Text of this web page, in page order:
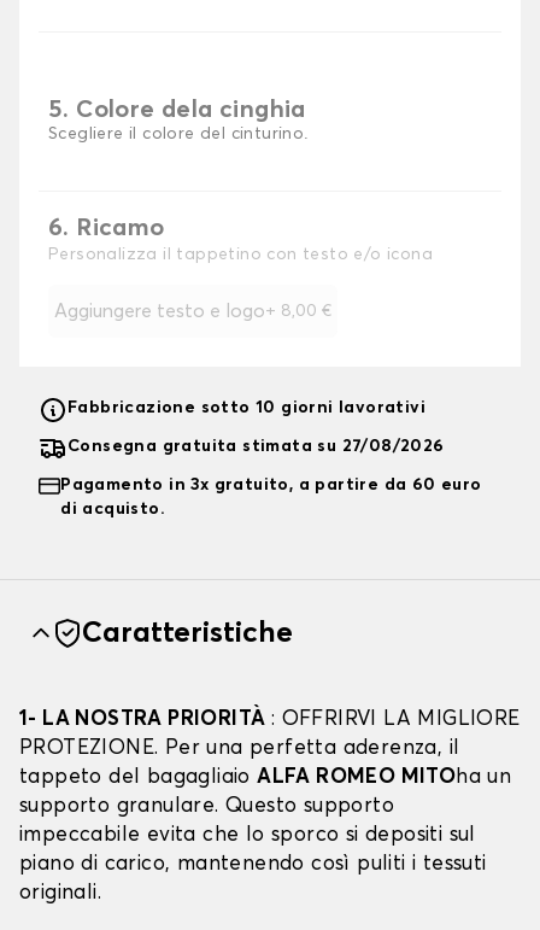
5. Colore dela cinghia
Scegliere il colore del cinturino.
6. Ricamo
Personalizza il tappetino con testo e/o icona
Aggiungere testo e logo+ 8,00 €
Fabbricazione sotto 10 giorni lavorativi
Consegna gratuita stimata su 27/08/2026
Pagamento in 3x gratuito, a partire da 60 euro
di acquisto.
Caratteristiche
1- LA NOSTRA PRIORITÀ : OFFRIRVI LA MIGLIORE
PROTEZIONE. Per una perfetta aderenza, il
tappeto del bagagliaioALFA ROMEO MITOha un
supporto granulare. Questo supporto
impeccabile evita che lo sporco si depositi sul
piano di carico, mantenendo così puliti i tessuti
originali.